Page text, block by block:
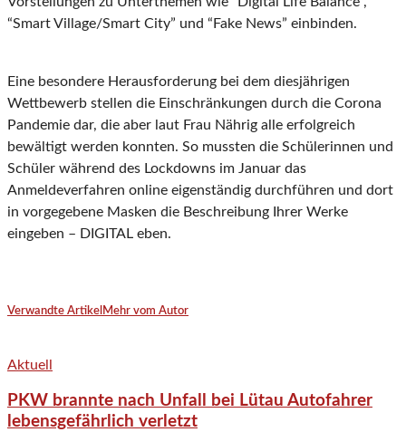
“Smart Village/Smart City” und “Fake News” einbinden.
Eine besondere Herausforderung bei dem diesjährigen
Wettbewerb stellen die Einschränkungen durch die Corona
Pandemie dar, die aber laut Frau Nährig alle erfolgreich
bewältigt werden konnten. So mussten die Schülerinnen und
Schüler während des Lockdowns im Januar das
Anmeldeverfahren online eigenständig durchführen und dort
in vorgegebene Masken die Beschreibung Ihrer Werke
eingeben – DIGITAL eben.
Verwandte Artikel Mehr vom Autor
Aktuell
PKW brannte nach Unfall bei Lütau Autofahrer
lebensgefährlich verletzt